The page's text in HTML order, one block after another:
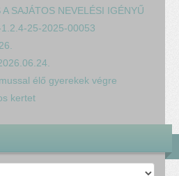
SAJÁTOS NEVELÉSI IGÉNYŰ
25-2025-00053
élő gyerekek végre
kertet